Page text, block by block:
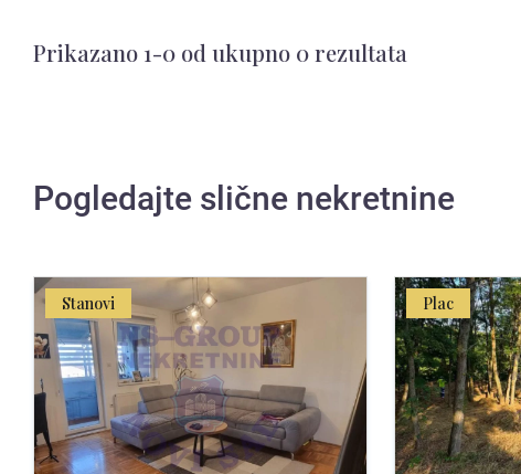
Prikazano 1-0 od ukupno 0 rezultata
Pogledajte slične nekretnine
Stanovi Plac